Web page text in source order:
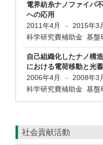
電界紡糸ナノファイバ
への応用
2011年4月
-
2015年3
科学研究費補助金 基盤
自己組織化したナノ構
における電荷移動と光
2006年4月
-
2008年3
科学研究費補助金 基盤
社会貢献活動